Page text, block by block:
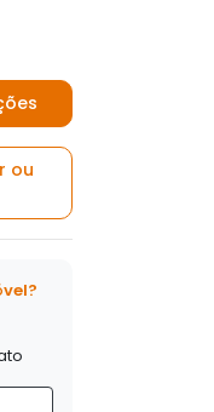
ou